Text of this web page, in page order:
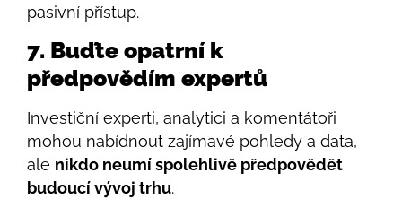
pasivní přístup.
7. Buďte opatrní k
předpovědím expertů
Investiční experti, analytici a komentátoři
mohou nabídnout zajímavé pohledy a data,
ale nikdo neumí spolehlivě předpovědět
budoucí vývoj trhu.